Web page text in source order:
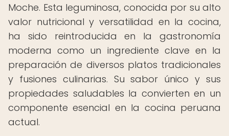
Moche. Esta leguminosa, conocida por su alto
valor nutricional y versatilidad en la cocina,
ha sido reintroducida en la gastronomía
moderna como un ingrediente clave en la
preparación de diversos platos tradicionales
y fusiones culinarias. Su sabor único y sus
propiedades saludables la convierten en un
componente esencial en la cocina peruana
actual.